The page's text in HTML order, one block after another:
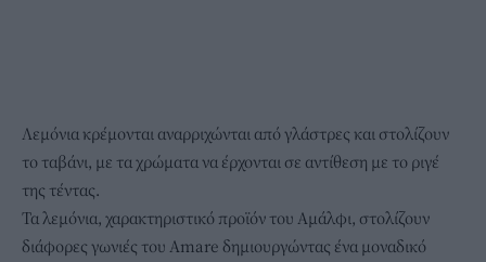
Λεμόνια κρέμονται αναρριχώνται από γλάστρες και στολίζουν
το ταβάνι, με τα χρώματα να έρχονται σε αντίθεση με το ριγέ
της τέντας.
Τα λεμόνια, χαρακτηριστικό προϊόν του Αμάλφι, στολίζουν
διάφορες γωνιές του Amare δημιουργώντας ένα μοναδικό